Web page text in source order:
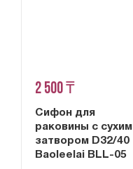
2 500 ₸
Сифон для
раковины с сухим
затвором D32/40
Baoleelai BLL-05